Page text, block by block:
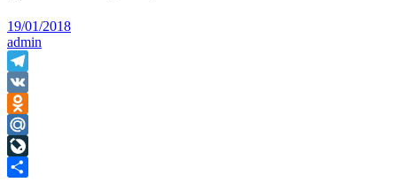
19/01/2018
admin
Telegram
VK
Odnoklassniki
Mail.Ru
LiveJournal